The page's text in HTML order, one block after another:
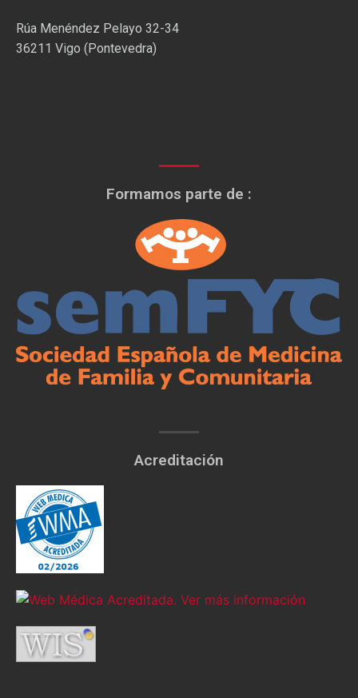
Rúa Menéndez Pelayo 32-34
36211 Vigo (Pontevedra)
Formamos parte de :
Acreditación